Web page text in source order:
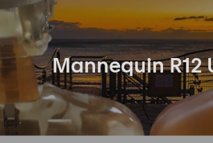
Mannequin R12